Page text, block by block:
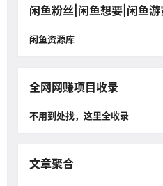
闲鱼粉丝|闲鱼想要|闲鱼游
闲鱼资源库
全网网赚项目收录
不用到处找，这里全收录
文章聚合